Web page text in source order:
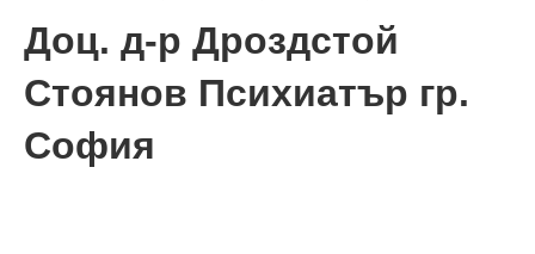
Доц. д-р Дроздстой
Стоянов Психиатър гр.
София